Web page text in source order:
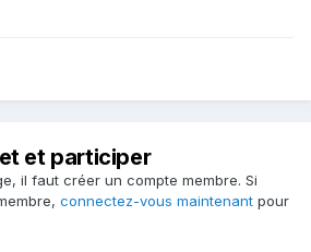
et participer
il faut créer un compte membre. Si
connectez-vous maintenant pour